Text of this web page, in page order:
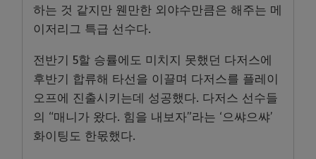
하는 것 같지만 웬만한 외야수만큼은 해주는 메
이저리그 특급 선수다.
전반기 5할 승률에도 미치지 못했던 다저스에
후반기 합류해 타선을 이끌며 다저스를 플레이
오프에 진출시키는데 성공했다. 다저스 선수들
의 “매니가 왔다. 힘을 내보자”라는 ‘으쌰으쌰’
화이팅도 한몫했다.